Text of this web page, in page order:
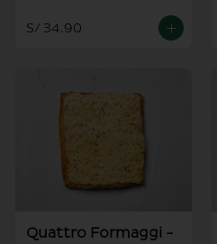
S/ 34.90
Quattro Formaggi -